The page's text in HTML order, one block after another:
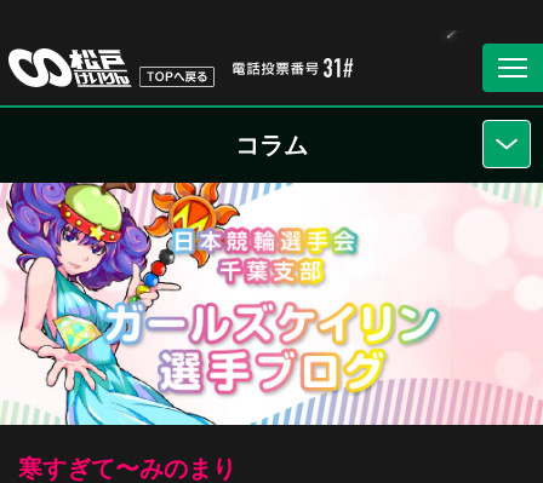
コラム
寒すぎて〜みのまり